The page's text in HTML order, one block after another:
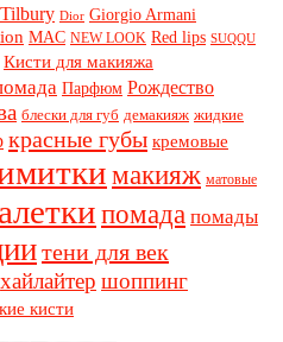
Dior Giorgio Armani
MAC NEW LOOK Red lips SUQQU
Кисти для макияжа
Парфюм Рождество
блески для губ демакияж жидкие
красные губы кремовые
макияж матовые
помада помады
тени для век
хайлайтер шоппинг
кисти